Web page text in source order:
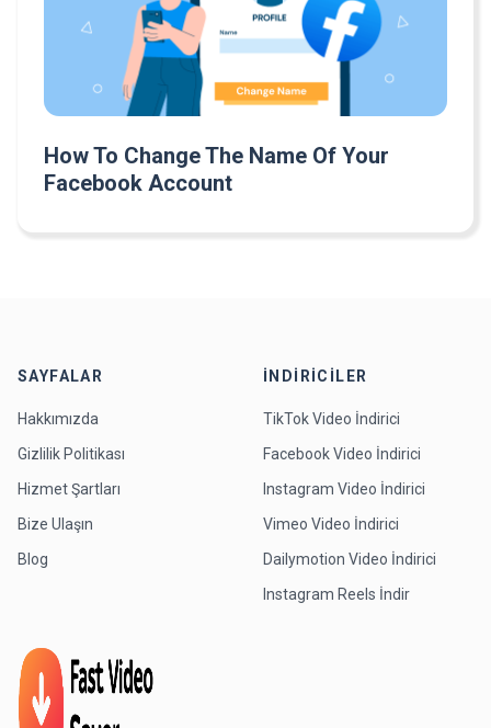
How To Change The Name Of Your
Facebook Account
SAYFALAR
Hakkımızda
Gizlilik Politikası
Hizmet Şartları
Bize Ulaşın
Blog
İNDIRICILER
TikTok Video İndirici
Facebook Video İndirici
Instagram Video İndirici
Vimeo Video İndirici
Dailymotion Video İndirici
Instagram Reels İndir